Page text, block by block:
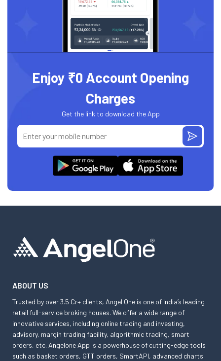
Enjoy ₹0 Account Opening
Charges
Get the link to download the App
ABOUT US
Trusted by over 3.5 Cr+ clients, Angel One is one of India’s leading
retail full-service broking houses. We offer a wide range of
innovative services, including online trading and investing,
advisory, margin trading facility, algorithmic trading, smart
orders, etc. Angelone App is a powerhouse of cutting-edge tools
such as basket orders, GTT orders, SmartAPI, advanced charts